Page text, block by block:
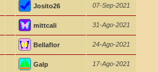
Josito26 07-Sep-2021
mittcali 31-Ago-2021
Bellaflor 24-Ago-2021
Galp 17-Ago-2021